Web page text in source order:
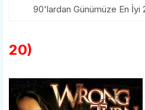
90'lardan Günümüze En İyi
20)